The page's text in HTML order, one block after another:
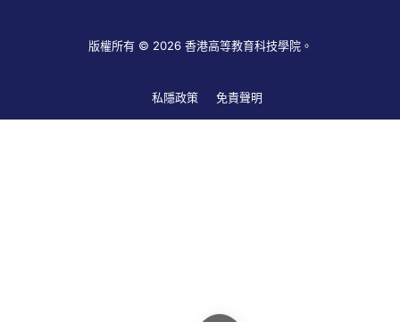
版權所有 © 2026 香港高等教育科技學院。
私隱政策 免責聲明